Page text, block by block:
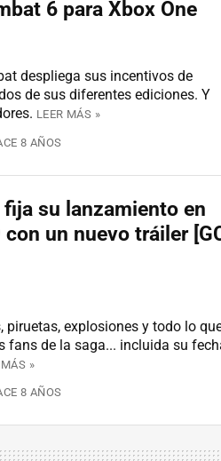
6 para Xbox One
despliega sus incentivos de
de sus diferentes ediciones. Y
LEER MÁS »
8 AÑOS
su lanzamiento en
un nuevo tráiler
piruetas, explosiones y todo lo
fans de la saga... incluida su
»
8 AÑOS